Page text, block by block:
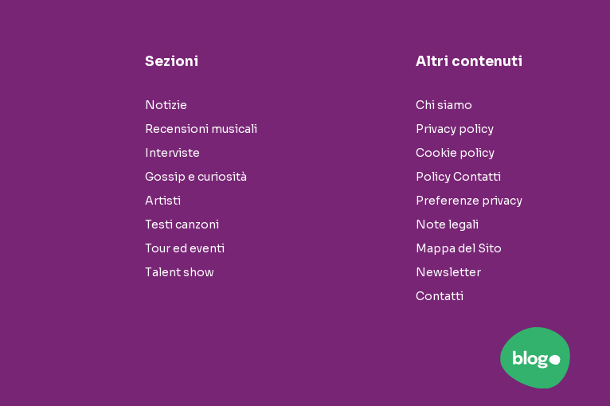
Sezioni
Notizie
Recensioni musicali
Interviste
Gossip e curiosità
Artisti
Testi canzoni
Tour ed eventi
Talent show
Altri contenuti
Chi siamo
Privacy policy
Cookie policy
Policy Contatti
Preferenze privacy
Note legali
Mappa del Sito
Newsletter
Contatti